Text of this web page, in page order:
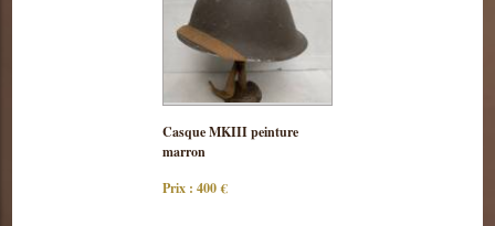
Consulter
cette pièce
Casque MKIII peinture
marron
Prix : 400 €